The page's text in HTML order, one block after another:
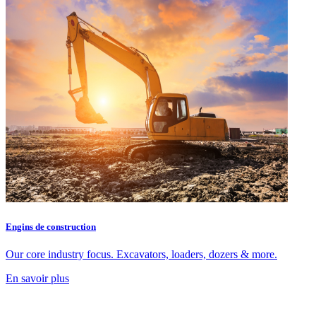
Engins de construction
Our core industry focus. Excavators, loaders, dozers & more.
En savoir plus